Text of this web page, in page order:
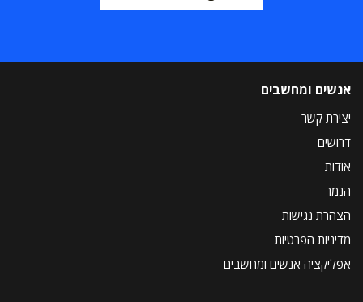
אנשים ומחשבים
יצירת קשר
דרושים
אודות
הנמר
הצהרת נגישות
מדיניות הפרטיות
אפליקציה אנשים ומחשבים